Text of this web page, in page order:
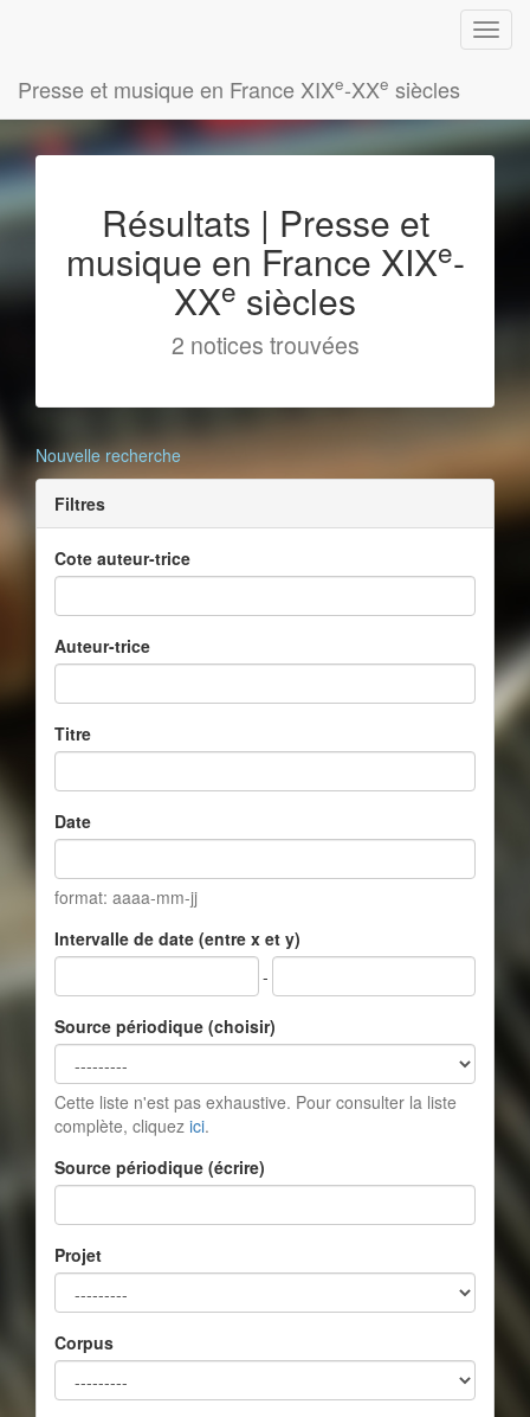
Presse et musique en France XIXe-XXe siècles
Résultats | Presse et
musique en France XIXe-
XXe siècles
2 notices trouvées
Nouvelle recherche
Filtres
Cote auteur-trice
Auteur-trice
Titre
Date
format: aaaa-mm-jj
Intervalle de date (entre x et y)
-
Source périodique (choisir)
Cette liste n'est pas exhaustive. Pour consulter la liste
complète, cliquez ici.
Source périodique (écrire)
Projet
Corpus